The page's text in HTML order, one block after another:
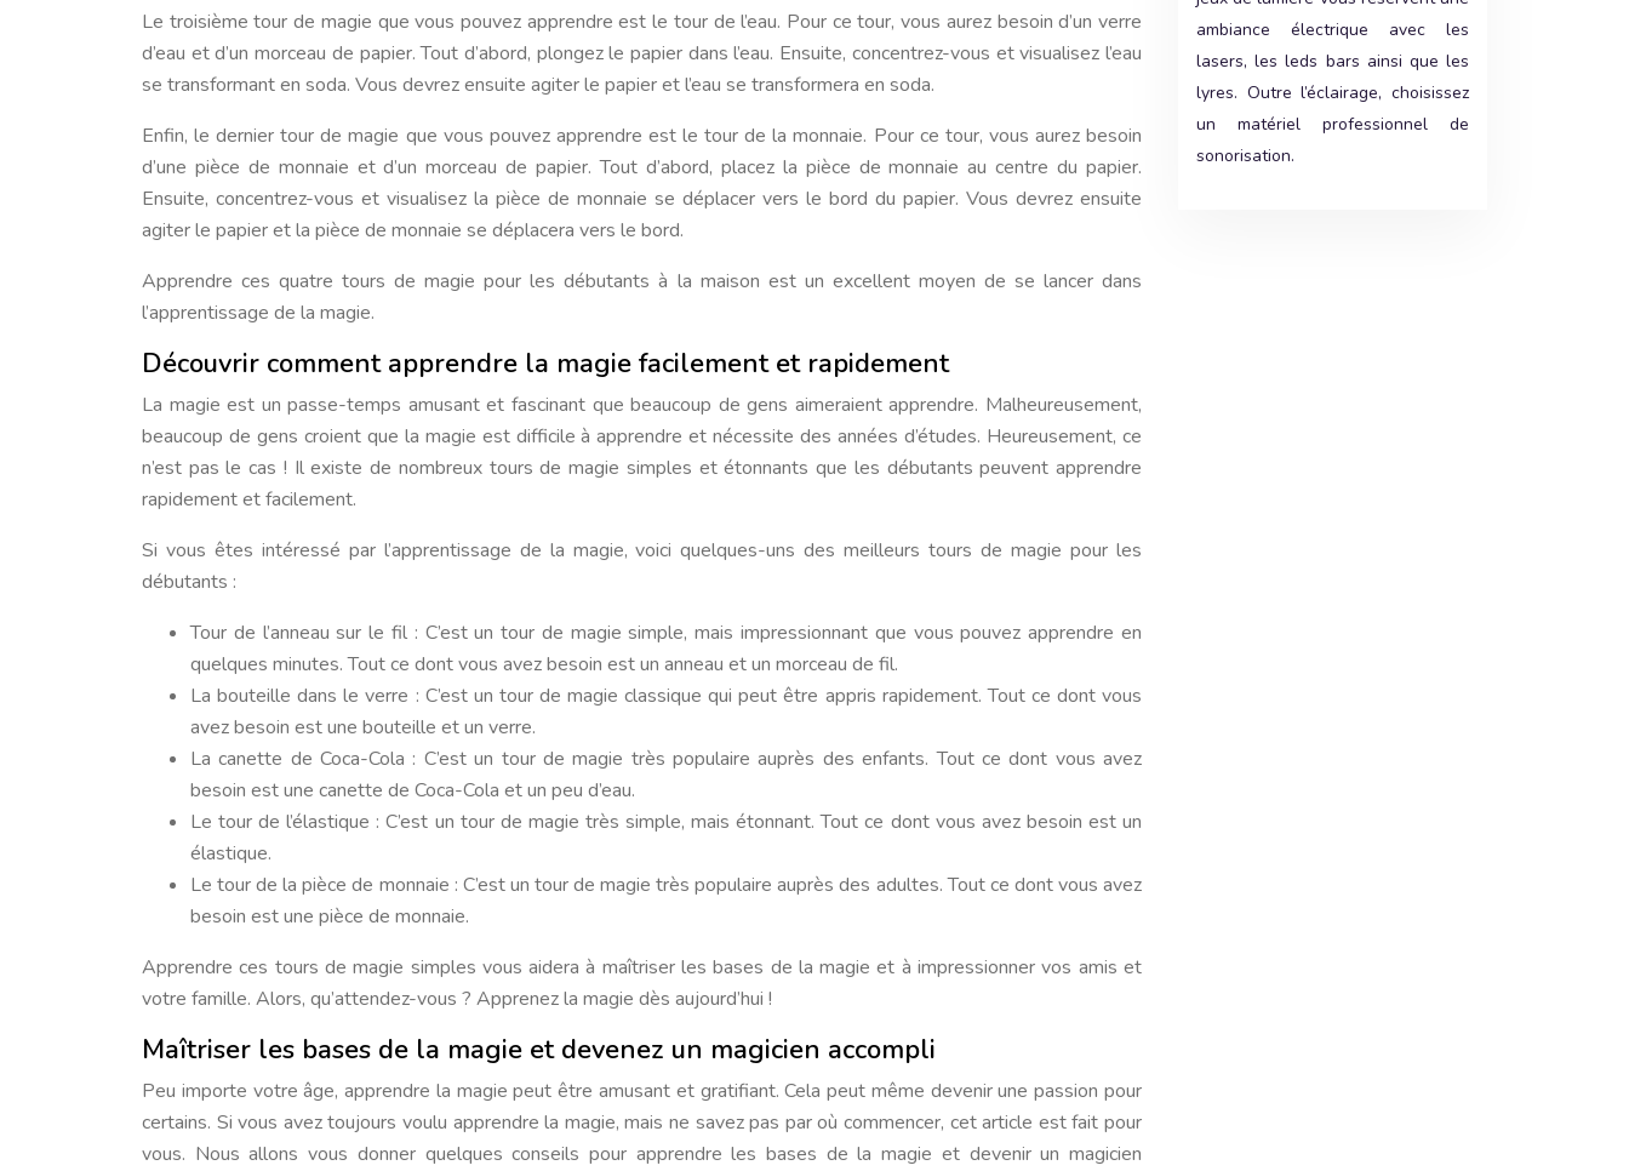
Le troisième tour de magie que vous pouvez apprendre est le tour de l’eau. Pour ce tour, vous aurez besoin d’un verre
d’eau et d’un morceau de papier. Tout d’abord, plongez le papier dans l’eau. Ensuite, concentrez-vous et visualisez l’eau
se transformant en soda. Vous devrez ensuite agiter le papier et l’eau se transformera en soda.
Enfin, le dernier tour de magie que vous pouvez apprendre est le tour de la monnaie. Pour ce tour, vous aurez besoin
d’une pièce de monnaie et d’un morceau de papier. Tout d’abord, placez la pièce de monnaie au centre du papier.
Ensuite, concentrez-vous et visualisez la pièce de monnaie se déplacer vers le bord du papier. Vous devrez ensuite
agiter le papier et la pièce de monnaie se déplacera vers le bord.
Apprendre ces quatre tours de magie pour les débutants à la maison est un excellent moyen de se lancer dans
l’apprentissage de la magie.
Découvrir comment apprendre la magie facilement et rapidement
La magie est un passe-temps amusant et fascinant que beaucoup de gens aimeraient apprendre. Malheureusement,
beaucoup de gens croient que la magie est difficile à apprendre et nécessite des années d’études. Heureusement, ce
n’est pas le cas ! Il existe de nombreux tours de magie simples et étonnants que les débutants peuvent apprendre
rapidement et facilement.
Si vous êtes intéressé par l’apprentissage de la magie, voici quelques-uns des meilleurs tours de magie pour les
débutants :
Tour de l’anneau sur le fil : C’est un tour de magie simple, mais impressionnant que vous pouvez apprendre en
quelques minutes. Tout ce dont vous avez besoin est un anneau et un morceau de fil.
La bouteille dans le verre : C’est un tour de magie classique qui peut être appris rapidement. Tout ce dont vous
avez besoin est une bouteille et un verre.
La canette de Coca-Cola : C’est un tour de magie très populaire auprès des enfants. Tout ce dont vous avez
besoin est une canette de Coca-Cola et un peu d’eau.
Le tour de l’élastique : C’est un tour de magie très simple, mais étonnant. Tout ce dont vous avez besoin est un
élastique.
Le tour de la pièce de monnaie : C’est un tour de magie très populaire auprès des adultes. Tout ce dont vous avez
besoin est une pièce de monnaie.
Apprendre ces tours de magie simples vous aidera à maîtriser les bases de la magie et à impressionner vos amis et
votre famille. Alors, qu’attendez-vous ? Apprenez la magie dès aujourd’hui !
Maîtriser les bases de la magie et devenez un magicien accompli
Peu importe votre âge, apprendre la magie peut être amusant et gratifiant. Cela peut même devenir une passion pour
certains. Si vous avez toujours voulu apprendre la magie, mais ne savez pas par où commencer, cet article est fait pour
vous. Nous allons vous donner quelques conseils pour apprendre les bases de la magie et devenir un magicien
ambiance électrique avec les
lasers, les leds bars ainsi que les
lyres. Outre l’éclairage, choisissez
un matériel professionnel de
sonorisation.